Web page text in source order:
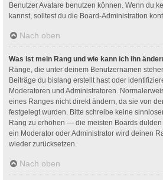
Benutzer Avatare benutzen können. Wenn du
kannst, solltest du die Board-Administration
Nach oben
Was ist mein Rang und wie kann ich ihn
Ränge, die unter deinem Benutzernamen
Beiträge du bislang erstellt hast oder
Moderatoren und Administratoren.
eines Ranges nicht direkt ändern, da sie von
festgelegt wurden. Bitte schreibe keine
Rang zu erhöhen — die meisten Boards
ein Moderator oder Administrator wird deinen
wieder zurücksetzen.
Nach oben